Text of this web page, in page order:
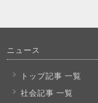
ニュース
トップ記事 一覧
社会記事 一覧